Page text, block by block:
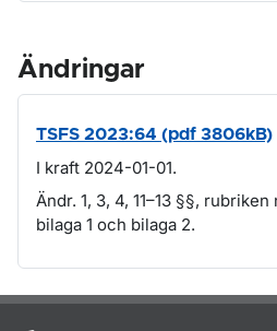
Ändringar
TSFS 2023:64 (pdf 3806kB)
I kraft 2024-01-01.
Ändr. 1, 3, 4, 11–13 §§,
bilaga 1 och bilaga 2.
Om sidan